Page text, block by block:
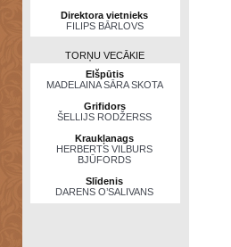
Direktora vietnieks
FILIPS BĀRLOVS
TORŅU VECĀKIE
Elšpūtis
MADELAINA SĀRA SKOTA
Grifidors
ŠELLIJS RODŽERSS
Kraukļanags
HERBERTS VILBURS
BJŪFORDS
Slīdenis
DARENS O’SALIVANS